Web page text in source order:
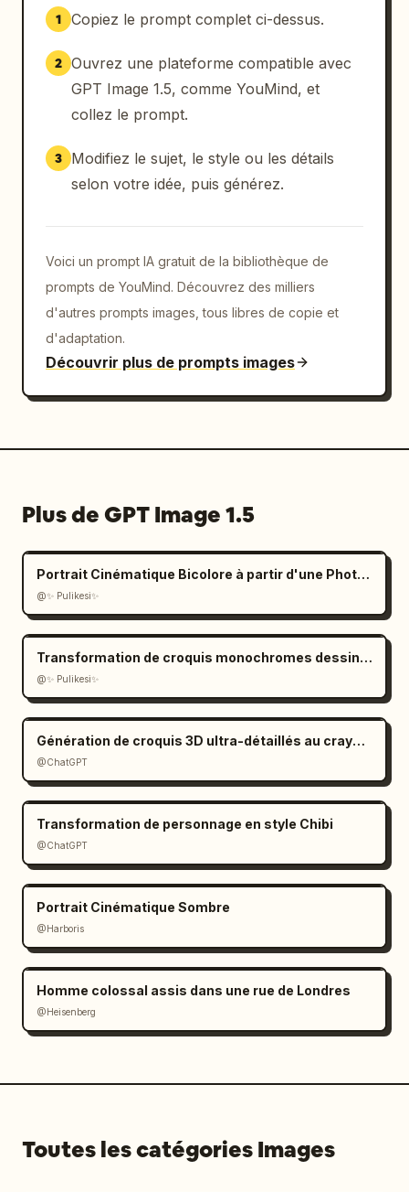
1 Copiez le prompt complet ci-dessus.
2 Ouvrez une plateforme compatible avec
GPT Image 1.5, comme YouMind, et
collez le prompt.
3
Modifiez le sujet, le style ou les détails
selon votre idée, puis générez.
Voici un prompt IA gratuit de la bibliothèque de
prompts de YouMind. Découvrez des milliers
d'autres prompts images, tous libres de copie et
d'adaptation.
Découvrir plus de prompts images
Plus de GPT Image 1.5
Portrait Cinématique Bicolore à partir d'une Photo Téléchargée
@✨ Pulikesi✨
Transformation de croquis monochromes dessinés à la main
@✨ Pulikesi✨
Génération de croquis 3D ultra-détaillés au crayon graphite
@ChatGPT
Transformation de personnage en style Chibi
@ChatGPT
Portrait Cinématique Sombre
@Harboris
Homme colossal assis dans une rue de Londres
@Heisenberg
Toutes les catégories Images